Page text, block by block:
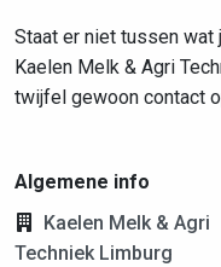
Staat er niet tussen
Kaelen Melk & Agri
twijfel gewoon contact
Algemene info
Kaelen Melk & Agri
Techniek Limburg